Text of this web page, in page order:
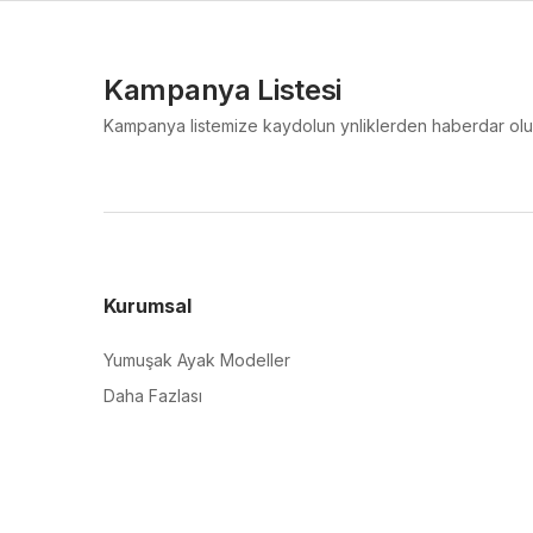
Kampanya Listesi
Kampanya listemize kaydolun ynliklerden haberdar
Kurumsal
Yumuşak Ayak Modeller
Daha Fazlası